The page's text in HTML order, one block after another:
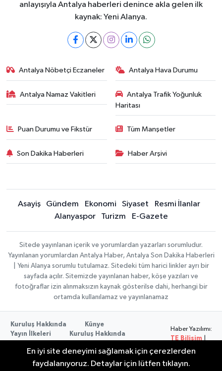
anlayışıyla Antalya haberleri denince akla gelen ilk
kaynak: Yeni Alanya.
Antalya Nöbetçi Eczaneler Antalya Hava Durumu
Antalya Namaz Vakitleri
Antalya Trafik Yoğunluk
Haritası
Puan Durumu ve Fikstür Tüm Manşetler
Son Dakika Haberleri Haber Arşivi
Asayiş Gündem Ekonomi Siyaset
Resmi İlanlar
Alanyaspor
Turizm E-Gazete
Sitede yayınlanan içerik ve yorumlardan yazarları sorumludur.
Yayınlanan yorumlardan Antalya Haber, Antalya Son Dakika Haberleri
| Yeni Alanya sorumlu tutulamaz. Sitedeki tüm harici linkler ayrı bir
sayfada açılır. Sitemizde yayınlanan haber, köşe yazıları ve
fotoğraflar izin alınmaksızın kaynak gösterilse dahi, herhangi bir
ortamda kullanılamaz ve yayınlanamaz
Kuruluş Hakkında
Künye
Yayın İlkeleri
Kuruluş Hakkında
Kullanım Şartları
Haber Yazılımı:
TE Bilişim
Copyright ©
En iyi site deneyimi sağlamak için çerezlerden
faydalanıyoruz. Detaylar için lütfen tıklayın.